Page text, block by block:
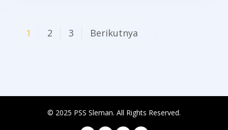
Navigasi
1 2 3 Berikutnya
© 2025 PSS Sleman. All Rights Reserved.